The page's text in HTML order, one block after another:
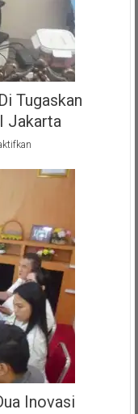
Tugaskan
Jakarta
pada
Anggota
Di
Tugaskan
Dalam
Keamanan
Pilkada
DKI
Jakarta
Inovasi